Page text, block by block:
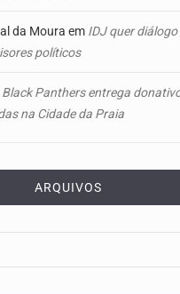
da Moura em IDJ quer
políticos
Black Panthers entrega
na Cidade da Praia
ARQUIVOS